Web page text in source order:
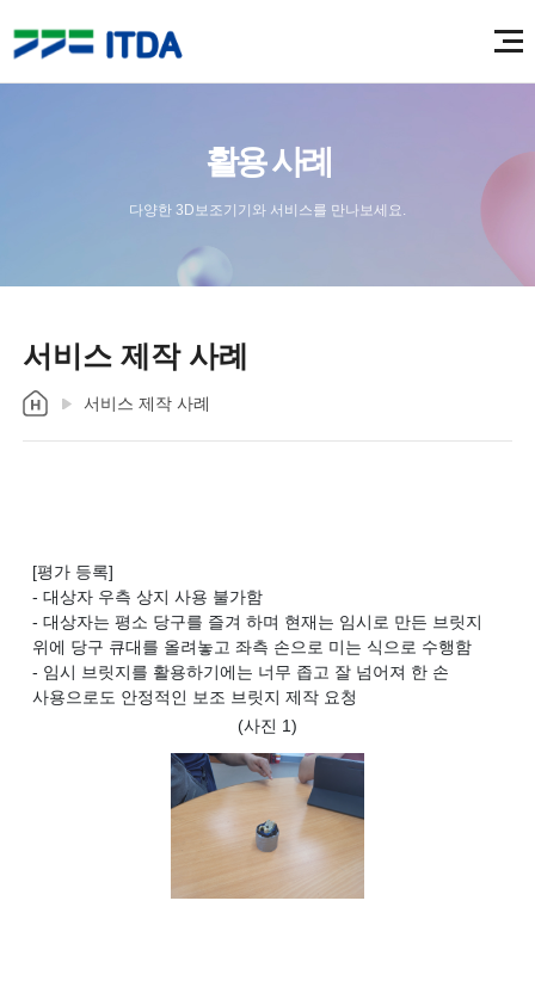
활용 사례
다양한 3D보조기기와 서비스를 만나보세요.
서비스 제작 사례
서비스 제작 사례
[평가 등록]
- 대상자 우측 상지 사용 불가함
- 대상자는 평소 당구를 즐겨 하며 현재는 임시로 만든 브릿지
위에 당구 큐대를 올려놓고 좌측 손으로 미는 식으로 수행함
- 임시 브릿지를 활용하기에는 너무 좁고 잘 넘어져 한 손
사용으로도 안정적인 보조 브릿지 제작 요청
(사진 1)